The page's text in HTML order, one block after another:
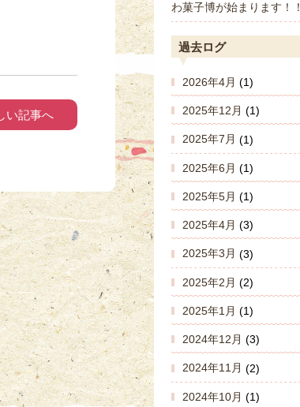
い記事へ
わ菓子博が始まります！！
過去ログ
2026年4月 (1)
2025年12月 (1)
2025年7月 (1)
2025年6月 (1)
2025年5月 (1)
2025年4月 (3)
2025年3月 (3)
2025年2月 (2)
2025年1月 (1)
2024年12月 (3)
2024年11月 (2)
2024年10月 (1)